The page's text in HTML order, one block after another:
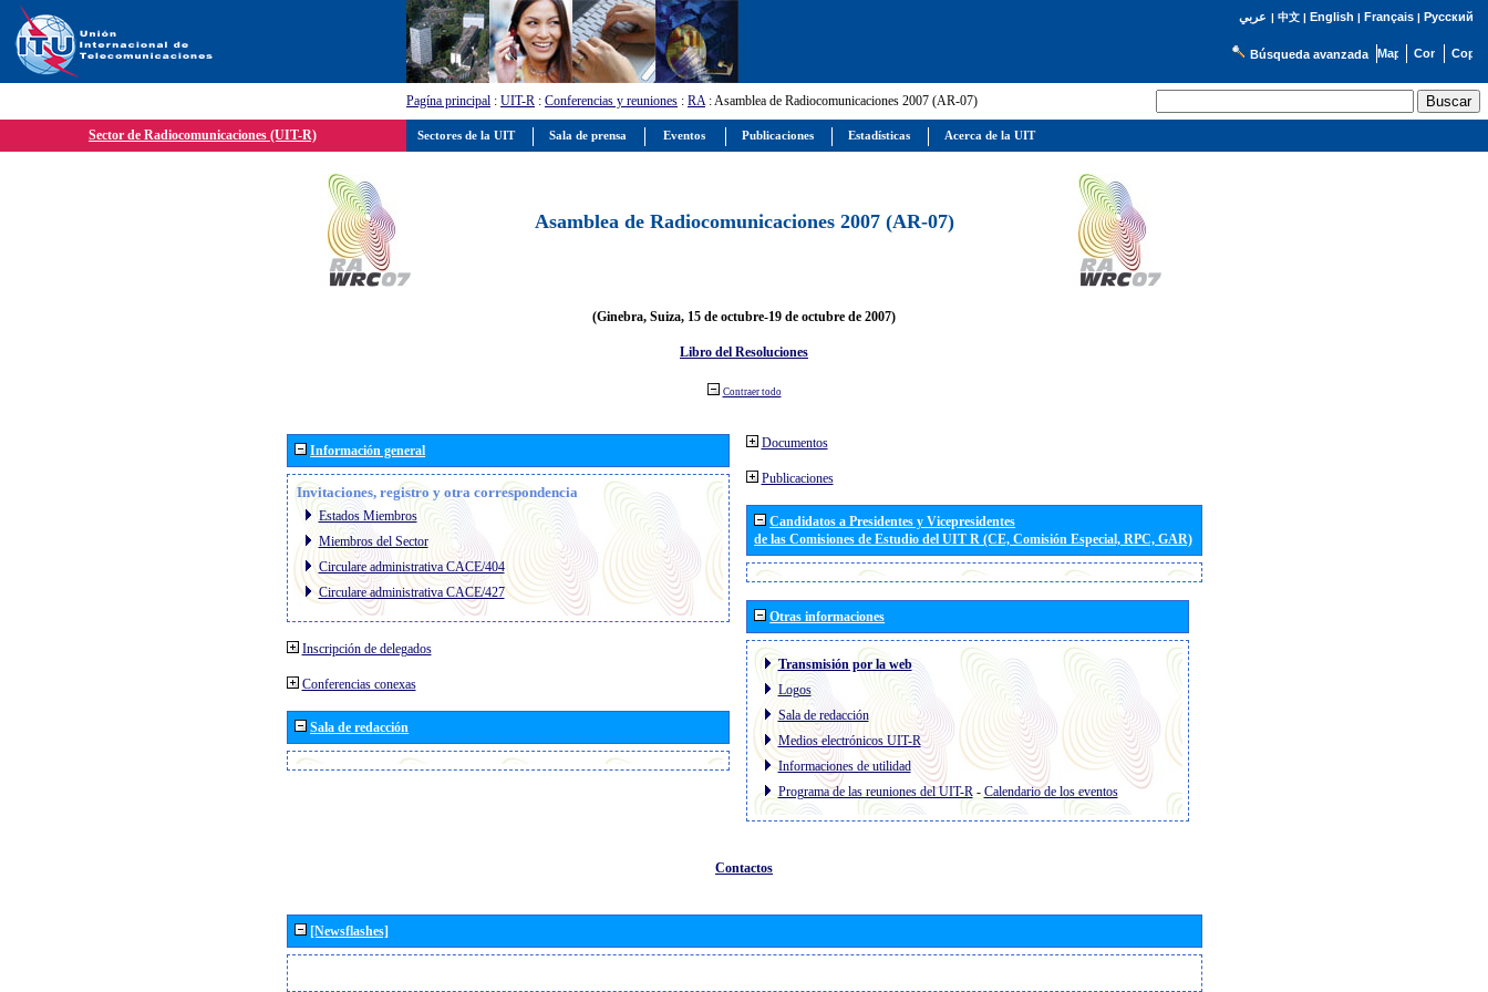
عربي | 中文| English | Français| Русский
Búsqueda avanzada
Pagína principal : UIT-R : Conferencias y reuniones : RA: Asamblea de Radiocomunicaciones 2007 (AR-07)
Sector de Radiocomunicaciones (UIT-R)
Asamblea de Radiocomunicaciones 2007 (AR-07)
(Ginebra, Suiza, 15 de octubre-19 de octubre de 2007)
Libro del Resoluciones
Contraer todo
Información general
Invitaciones, registro y otra correspondencia
Estados Miembros
Miembros del Sector
Circulare administrativa CACE/404
Circulare administrativa CACE/427
Inscripción de delegados
Conferencias conexas
Sala de redacción
Documentos
Publicaciones
Candidatos a Presidentes y Vicepresidentes
de las Comisiones de Estudio del UIT R (CE, Comisión Especial, RPC, GAR)
Otras informaciones
Transmisión por la web
Logos
Sala de redacción
Medios electrónicos UIT-R
Informaciones de utilidad
Programa de las reuniones del UIT-R- Calendario de los eventos
Contactos
[Newsflashes]
Sectores de la UIT Sala de prensa Eventos Publicaciones Estadísticas Acerca de la UIT